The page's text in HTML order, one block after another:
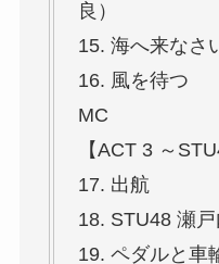
良）
15. 海へ来なさ
16. 風を待つ
MC
【ACT 3 ～
17. 出航
18. STU48 瀬
19. ペダルと車